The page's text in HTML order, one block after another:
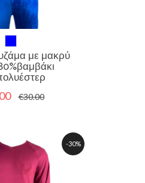
με μακρύ
€30.00
-30%